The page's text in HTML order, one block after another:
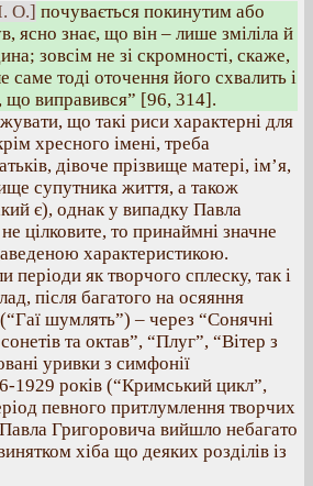
О.] почувається покинутим або
ясно знає, що він – лише зміліла й
зовсім не зі скромності, скаже,
тоді оточення його схвалить і
що виправився” [96, 314].
що такі риси характерні для
хресного імені, треба
дівоче прізвище матері, ім’я,
супутника життя, а також
є), однак у випадку Павла
цілковите, то принаймні значне
характеристикою.
періоди як творчого сплеску, так і
після багатого на осяяння
шумлять”) – через “Сонячні
та октав”, “Плуг”, “Вітер з
уривки з симфонії
1929 років (“Кримський цикл”,
певного притлумлення творчих
Григоровича вийшло небагато
хіба що деяких розділів із